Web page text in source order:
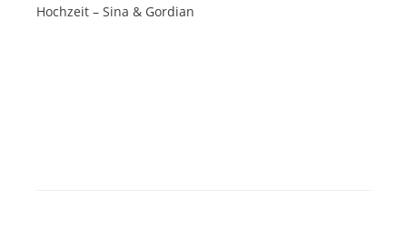
Hochzeit – Sina & Gordian